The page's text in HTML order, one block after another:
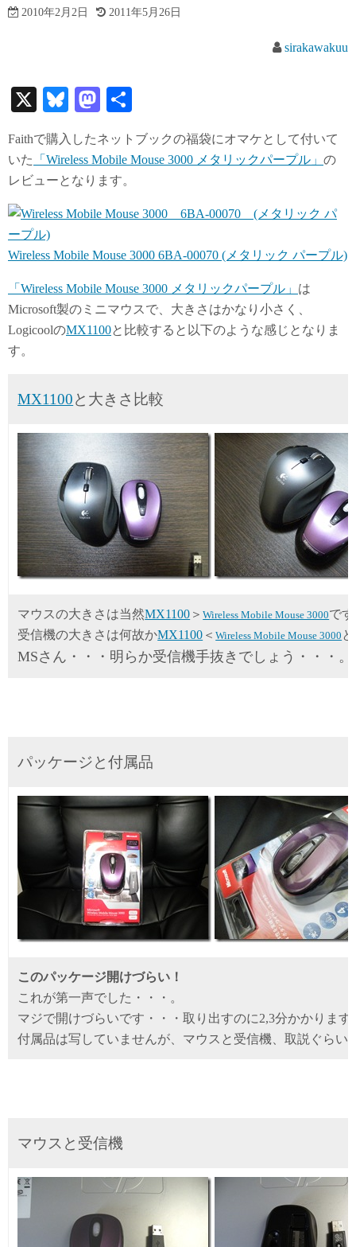
2010年2月2日 2011年5月26日
sirakawakuu
X
Bl
sk
y
M
to
do
有
Faithで購入したネットブックの福袋にオマケとして付いて
いた
「Wireless Mobile Mouse 3000 メタリックパープル」 の
レビューとなります。
Wireless Mobile Mouse 3000 6BA-00070 (メタリック パープル)
「Wireless Mobile Mouse 3000 メタリックパープル」 は
Microsoft製のミニマウスで、大きさはかなり小さく、
LogicoolのMX1100と比較すると以下のような感じとなりま
す。
MX1100と大きさ比較
マウスの大きさは当然MX1100 ＞Wireless Mobile Mouse 3000で
受信機の大きさは何故かMX1100 ＜Wireless Mobile Mouse 3000
MSさん・・・明らか受信機手抜きでしょう・・・。
パッケージと付属品
このパッケージ開けづらい！
これが第一声でした・・・。
マジで開けづらいです・・・取り出すのに2,3分かかります
付属品は写していませんが、マウスと受信機、取説ぐらい
マウスと受信機